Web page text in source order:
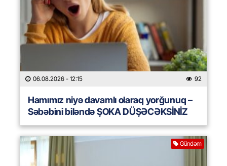
06.08.2026 - 12:15 92
Hamımız niyə davamlı olaraq yorğunuq –
Səbəbini biləndə ŞOKA DÜŞƏCƏKSİNİZ
Gündəm